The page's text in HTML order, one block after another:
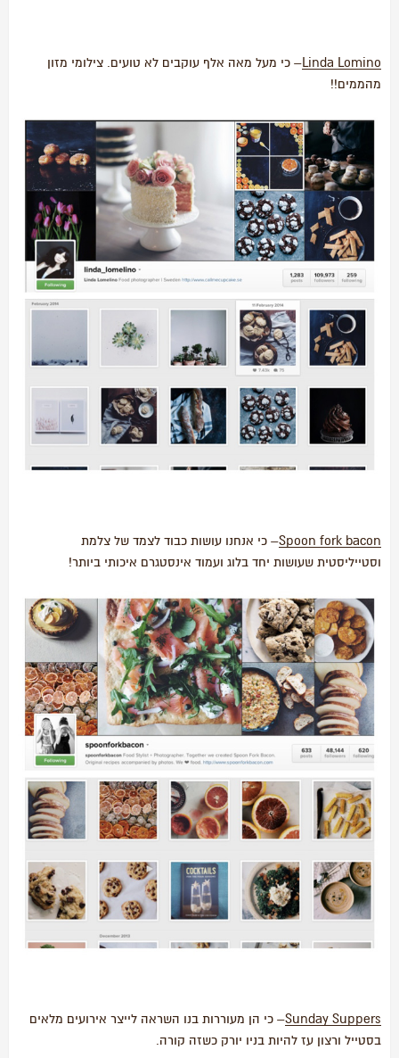
Linda Lomino – כי מעל מאה אלף עוקבים לא טועים. צילומי מזון
מהממים!!
Spoon fork bacon– כי אנחנו עושות כבוד לצמד של צלמת
וסטייליסטית שעושות יחד בלוג ועמוד אינסטגרם איכותי ביותר!
Sunday Suppers– כי הן מעוררות בנו השראה לייצר אירועים מלאים
בסטייל ורצון עז להיות בניו יורק כשזה קורה.